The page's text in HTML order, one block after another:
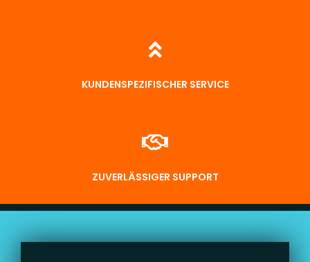
KUNDENSPEZIFISCHER SERVICE
ZUVERLÄSSIGER SUPPORT